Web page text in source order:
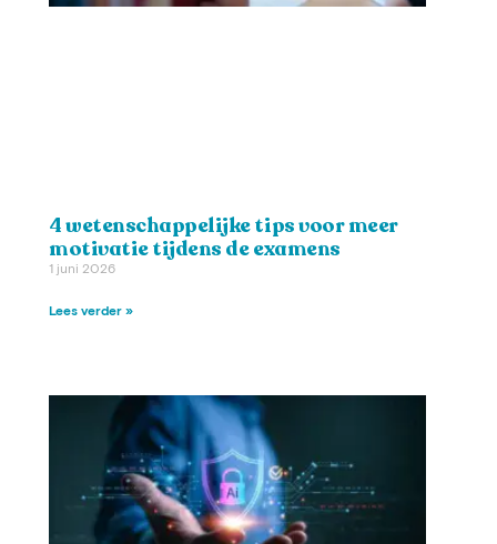
4 wetenschappelijke tips voor meer
motivatie tijdens de examens
1 juni 2026
Lees verder »